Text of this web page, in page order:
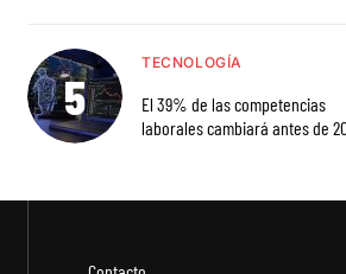
TECNOLOGÍA
El 39% de las competencias
laborales cambiará antes de